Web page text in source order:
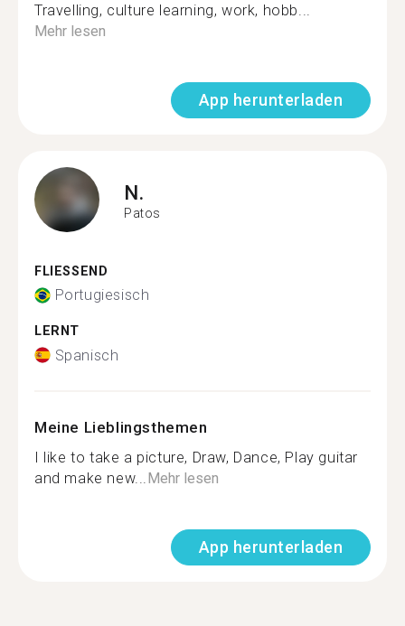
Travelling, culture learning, work, hobb...
Mehr lesen
App herunterladen
N.
Patos
FLIESSEND
Portugiesisch
LERNT
Spanisch
Meine Lieblingsthemen
I like to take a picture, Draw, Dance, Play guitar
and make new... Mehr lesen
App herunterladen